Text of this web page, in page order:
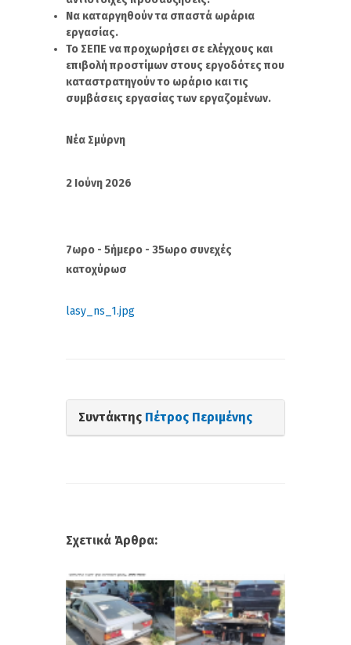
Να καταργηθούν τα σπαστά ωράρια
εργασίας.
Το ΣΕΠΕ να προχωρήσει σε ελέγχους και
επιβολή προστίμων στους εργοδότες που
καταστρατηγούν το ωράριο και τις
συμβάσεις εργασίας των εργαζομένων.
Νέα Σμύρνη
2 Ιούνη 2026
7ωρο - 5ήμερο - 35ωρο συνεχές
κατοχύρωσ
lasy_ns_1.jpg
Συντάκτης Πέτρος Περιμένης
Σχετικά Άρθρα: